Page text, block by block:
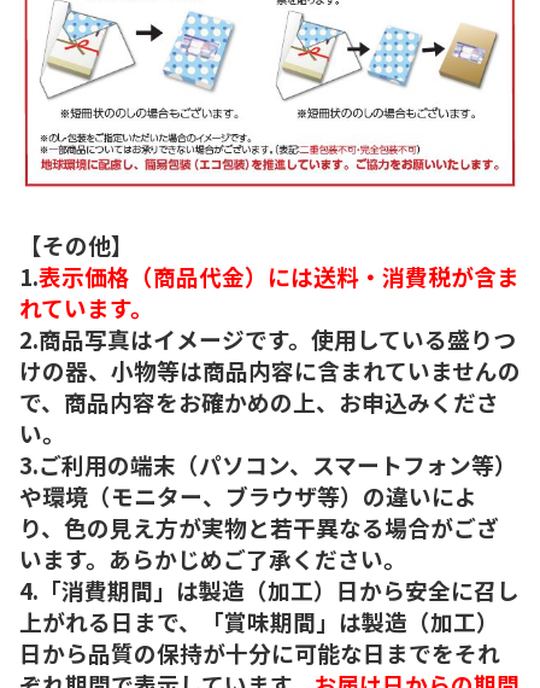
【その他】
1.表示価格（商品代金）には送料・消費税が含ま
れています。
2.商品写真はイメージです。使用している盛りつ
けの器、小物等は商品内容に含まれていませんの
で、商品内容をお確かめの上、お申込みくださ
い。
3.ご利用の端末（パソコン、スマートフォン等）
や環境（モニター、ブラウザ等）の違いによ
り、色の見え方が実物と若干異なる場合がござ
います。あらかじめご了承ください。
4.「消費期間」は製造（加工）日から安全に召し
上がれる日まで、「賞味期間」は製造（加工）
日から品質の保持が十分に可能な日までをそれ